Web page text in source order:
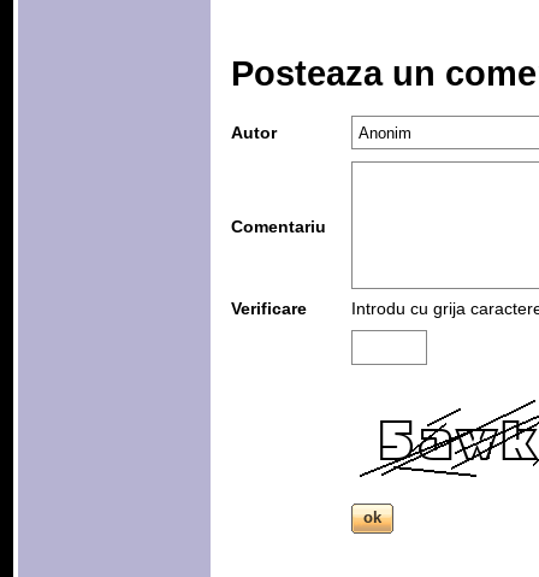
Posteaza un
Autor
Comentariu
Verificare Introdu cu grija